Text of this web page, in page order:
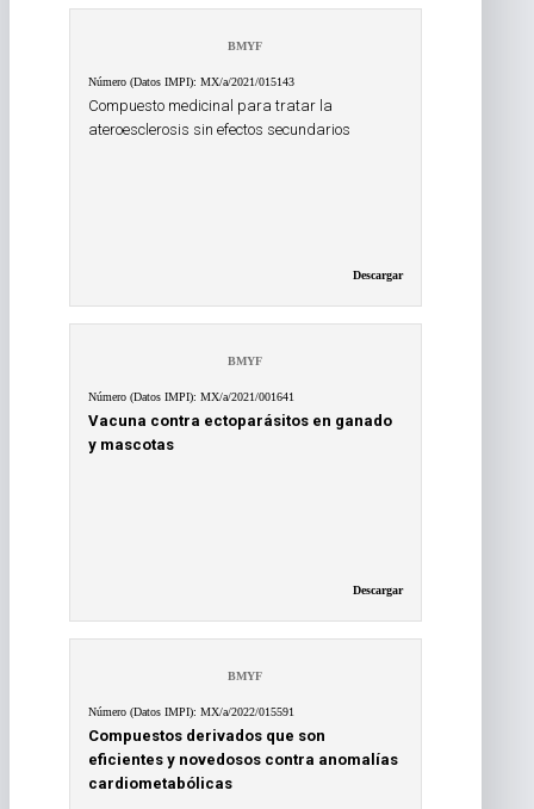
BMYF
Número (Datos IMPI): MX/a/2021/015143
Compuesto medicinal para tratar la
ateroesclerosis sin efectos secundarios
Descargar
BMYF
Número (Datos IMPI): MX/a/2021/001641
Vacuna contra ectoparásitos en ganado
y mascotas
Descargar
BMYF
Número (Datos IMPI): MX/a/2022/015591
Compuestos derivados que son
eficientes y novedosos contra anomalías
cardiometabólicas